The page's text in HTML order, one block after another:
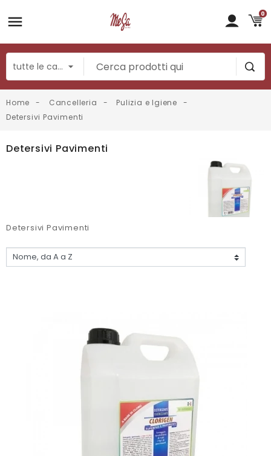
0
Home Cancelleria
Pulizia e Igiene
Detersivi Pavimenti
Detersivi Pavimenti
Detersivi Pavimenti